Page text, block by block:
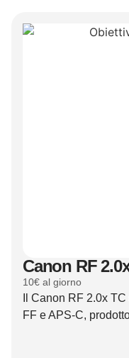
Canon RF
10€ al giorno
Il Canon RF 2.0x
FF e APS-C,